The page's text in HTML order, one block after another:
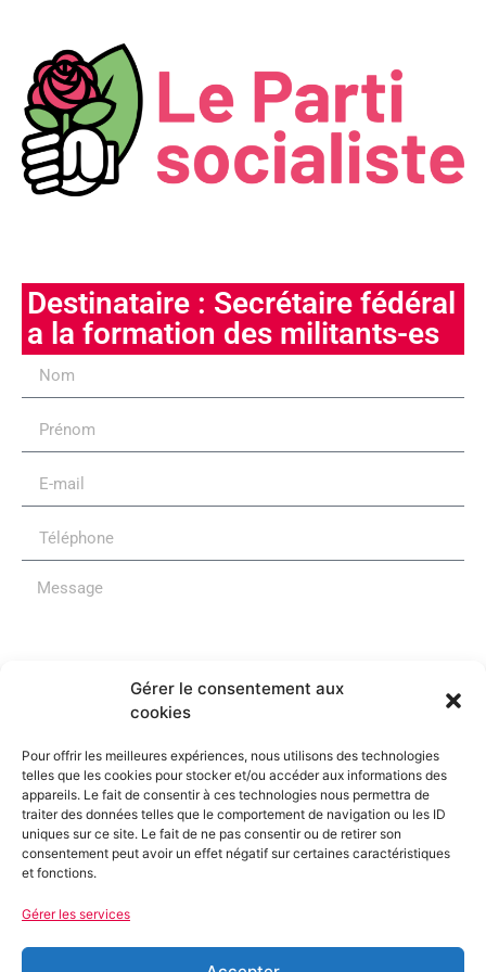
Gérer le consentement aux
cookies
Pour offrir les meilleures expériences, nous utilisons des technologies
telles que les cookies pour stocker et/ou accéder aux informations des
appareils. Le fait de consentir à ces technologies nous permettra de
traiter des données telles que le comportement de navigation ou les ID
uniques sur ce site. Le fait de ne pas consentir ou de retirer son
consentement peut avoir un effet négatif sur certaines caractéristiques
et fonctions.
Gérer les services
Destinataire : Secrétaire fédéral
a la formation des militants-es
Je souhaite m'inscrire à la newsletter du Parti
Socialiste de l'Hérault
Envoyer